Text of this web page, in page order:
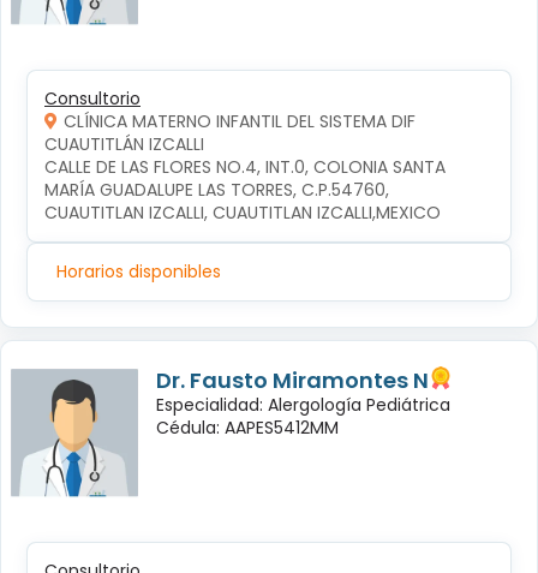
Consultorio
CLÍNICA MATERNO INFANTIL DEL SISTEMA DIF
CUAUTITLÁN IZCALLI
CALLE DE LAS FLORES NO.4, INT.0, COLONIA SANTA
MARÍA GUADALUPE LAS TORRES, C.P.54760,
CUAUTITLAN IZCALLI, CUAUTITLAN IZCALLI,MEXICO
Horarios disponibles
Dr. Fausto Miramontes N
Especialidad: Alergología Pediátrica
Cédula: AAPES5412MM